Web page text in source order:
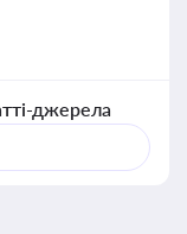
джерела